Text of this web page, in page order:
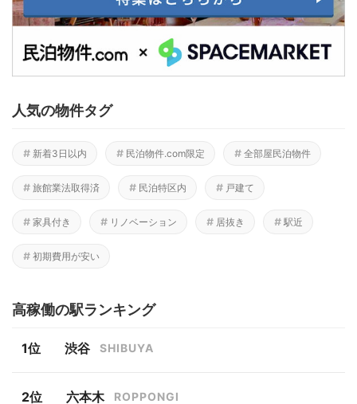
人気の物件タグ
新着3日以内 民泊物件.com限定 全部屋民泊物件
旅館業法取得済 民泊特区内 戸建て
家具付き リノベーション 居抜き 駅近
初期費用が安い
高稼働の駅ランキング
渋谷 SHIBUYA
六本木 ROPPONGI